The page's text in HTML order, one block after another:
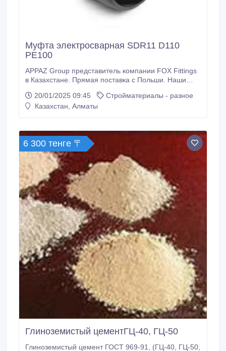
Муфта электросварная SDR11 D110
PE100
APPAZ Group представитель компании FOX Fittings
в Казахстане. Прямая поставка с Польши. Наши
полиэтилена, в котором нагревательный закладной
элемент расположен внутри полиэтилена в
муфты.
20/01/2025 09:45
Стройматериалы - разное
Казахстан, Алматы
6 300 тенге 〒
Глиноземистый цементГЦ-40, ГЦ-50
Глиноземистый цемент ГОСТ 969-91, (ГЦ-40, ГЦ-50,